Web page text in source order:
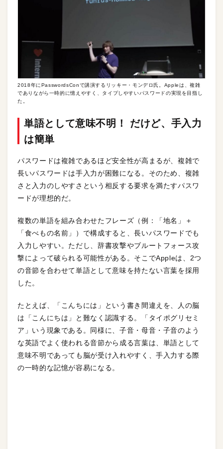
2018年にPasswordsConで講演するリッキー・モンデロ氏。Appleは、複雑
でありながら一時的に憶えやすく、タイプしやすいパスワードの実現を目指し
た。
単語として意味不明！ だけど、手入力
は簡単
パスワードは複雑であるほど安全性が高まるが、複雑で
長いパスワードは手入力が困難になる。そのため、複雑
さと入力のしやすさという相反する要求を満たすパスワ
ードが理想的だ。
複数の単語を組み合わせたフレーズ（例：「地名」＋
「食べもの名前」）で構成すると、長いパスワードでも
入力しやすい。ただし、辞書攻撃やブルートフォース攻
撃によって破られる可能性がある。そこでAppleは、2つ
の音節を合わせて単語として意味を持たない言葉を採用
した。
たとえば、「こんちには」という書き間違えを、人の脳
は「こんにちは」と難なく認識する。「タイポグリセミ
ア」いう現象である。同様に、子音・母音・子音のよう
な英語でよく使われる音節から成る言葉は、単語として
意味不明であっても脳が受け入れやすく、手入力する際
の一時的な記憶が容易になる。